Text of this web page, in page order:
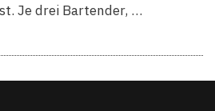
Je drei Bartender, …